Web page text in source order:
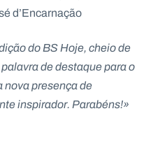
d’Encarnação
do BS Hoje, cheio de
de destaque para o
nova presença de
inspirador. Parabéns!»